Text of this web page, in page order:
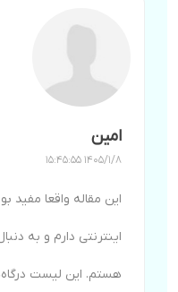
امین
1405/1/8 15:45:55
این مقاله واقعا مفید
اینترنتی دارم و به
هستم. این لیست